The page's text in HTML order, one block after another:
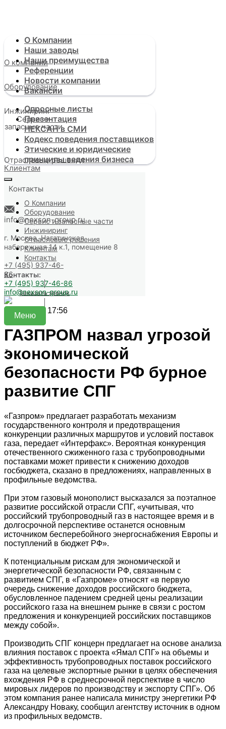
О компании
Оборудование
Инжиниринг
Сервис и
запасные части
Отраслевые решения
Клиентам
Контакты
info@nexson-group.ru
г. Москва, Нагатинская
набережная 14 к.1, помещение 8
+7 (495) 937-46-
86
Заказать звонок
Меню
О компании
Сервис и
запасные части
Оборудование
Отраслевые решения
Инжиниринг
Клиентам
86
Заказать звонок
О Компании
Наши заводы
Наши преимущества
Референции
Новости компании
Вакансии
Опросные листы
Презентация
НЕКСАН в СМИ
Кодекс поведения поставщиков
Этические и юридические
принципы ведения бизнеса
О Компании
Оборудование
Сервис и запасные части
Инжиниринг
Отраслевые решения
Клиентам
Контакты
Контакты:
+7 (495) 937-46-86
info@nexson-group.ru
2018-04-02 17:56
ГАЗПРОМ назвал угрозой
экономической
безопасности РФ бурное
развитие СПГ
«Газпром» предлагает разработать механизм
государственного контроля и предотвращения
конкуренции различных маршрутов и условий поставок
газа, передает «Интерфакс». Вероятная конкуренция
отечественного сжиженного газа с трубопроводными
поставками может привести к снижению доходов
госбюджета, сказано в предложениях, направленных в
профильные ведомства.
При этом газовый монополист высказался за поэтапное
развитие российской отрасли СПГ, «учитывая, что
российский трубопроводный газ в настоящее время и в
долгосрочной перспективе останется основным
источником бесперебойного энергоснабжения Европы и
поступлений в бюджет РФ».
К потенциальным рискам для экономической и
энергетической безопасности РФ, связанным с
развитием СПГ, в «Газпроме» относят «в первую
очередь снижение доходов российского бюджета,
обусловленное падением средней цены реализации
российского газа на внешнем рынке в связи с ростом
предложения и конкуренцией российских поставщиков
между собой».
Производить СПГ концерн предлагает на основе анализа
влияния поставок с проекта «Ямал СПГ» на объемы и
эффективность трубопроводных поставок российского
газа на целевые экспортные рынки в целях обеспечения
вхождения РФ в среднесрочной перспективе в число
мировых лидеров по производству и экспорту СПГ». Об
этом компания ранее написала министру энергетики РФ
Александру Новаку, сообщил агентству источник в одном
из профильных ведомств.